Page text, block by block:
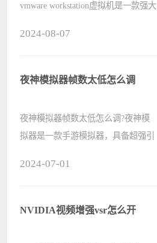
vmware workstation虚拟机是一款强大
的C盘，这样很容易造成系统盘空间
2024-08-07
夜神模拟器帧数太低怎么调
夜神模拟器帧数太低怎么调?夜神模
拟器是一款手游模拟器，具备超强引
面帧数太低，造成卡顿现象，那具体
2024-07-01
NVIDIA视频增强vsr怎么开